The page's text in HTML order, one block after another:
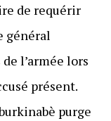
de requérir
général
de l’armée lors
présent.
purge